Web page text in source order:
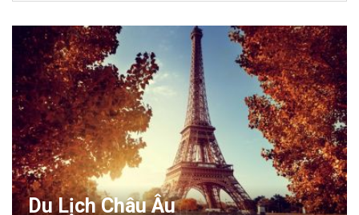
Du Lịch Châu Âu